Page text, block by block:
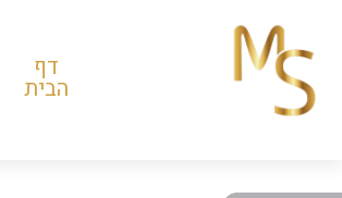
דף
הבית